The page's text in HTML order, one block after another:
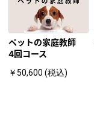
ペットの家庭教師
4回コース
￥50,600 (税込)